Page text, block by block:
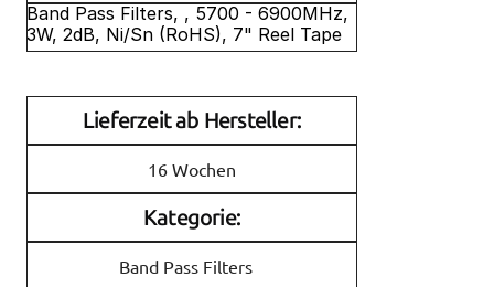
Band Pass Filters, , 5700 - 6900MHz,
3W, 2dB, Ni/Sn (RoHS), 7" Reel Tape
Lieferzeit ab Hersteller:
16 Wochen
Kategorie:
Band Pass Filters